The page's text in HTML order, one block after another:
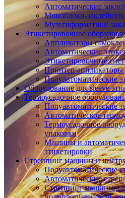
Автоматические
Моноблоки-
Мультиформатные
Этикетировочное
Аппликаторы
Автоматические
Этикетировочные
Принтер-аппликаторы
Полуавтоматические
Оборудование для sleeve
Термоусадочное
Полуавтоматические
Автоматическое
Термоусадочное
упаковки
Машины и
этикетировки
Стреппинг машины и
Полуавтоматические
Автоматические
Стреппинг машины